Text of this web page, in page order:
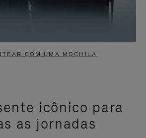
COM UMA MOCHILA
icônico para
as jornadas